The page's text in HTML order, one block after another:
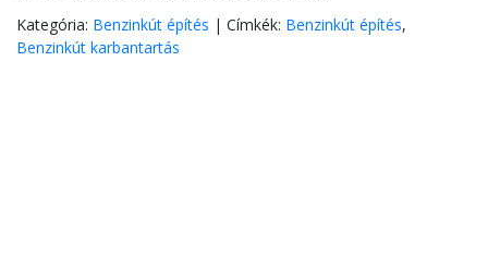
Kategória: Benzinkút építés | Címkék: Benzinkút építés,
Benzinkút karbantartás